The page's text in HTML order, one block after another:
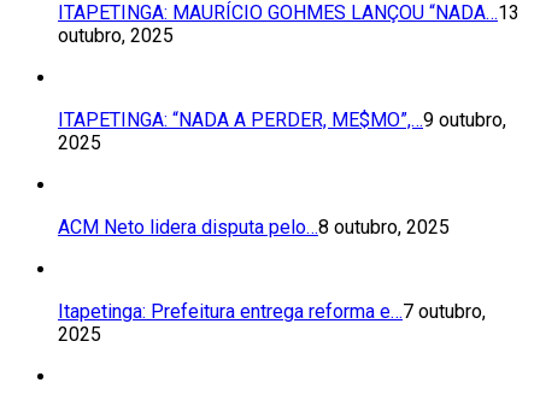
ITAPETINGA: MAURÍCIO GOHMES LANÇOU “NADA…13
outubro, 2025
ITAPETINGA: “NADA A PERDER, ME$MO”,…9 outubro,
2025
ACM Neto lidera disputa pelo…8 outubro, 2025
Itapetinga: Prefeitura entrega reforma e…7 outubro,
2025